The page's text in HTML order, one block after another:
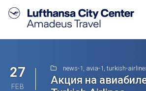
27
FEB
news-1 , avia-1 , turkish-
Акция на